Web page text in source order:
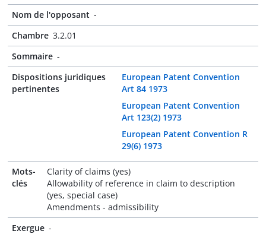
Nom de l'opposant -
Chambre 3.2.01
Sommaire -
Dispositions juridiques
pertinentes
European Patent Convention
Art 84 1973
European Patent Convention
Art 123(2) 1973
European Patent Convention R
29(6) 1973
Mots-
clés
Clarity of claims (yes)
Allowability of reference in claim to description
(yes, special case)
Amendments - admissibility
Exergue -